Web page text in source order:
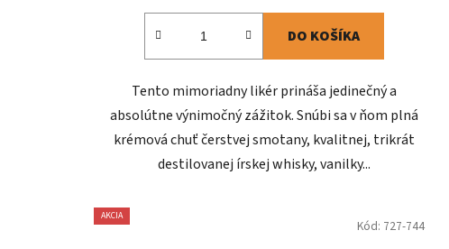
DO KOŠÍKA
Tento mimoriadny likér prináša jedinečný a
absolútne výnimočný zážitok. Snúbi sa v ňom plná
krémová chuť čerstvej smotany, kvalitnej, trikrát
destilovanej írskej whisky, vanilky...
AKCIA
Kód: 727-744